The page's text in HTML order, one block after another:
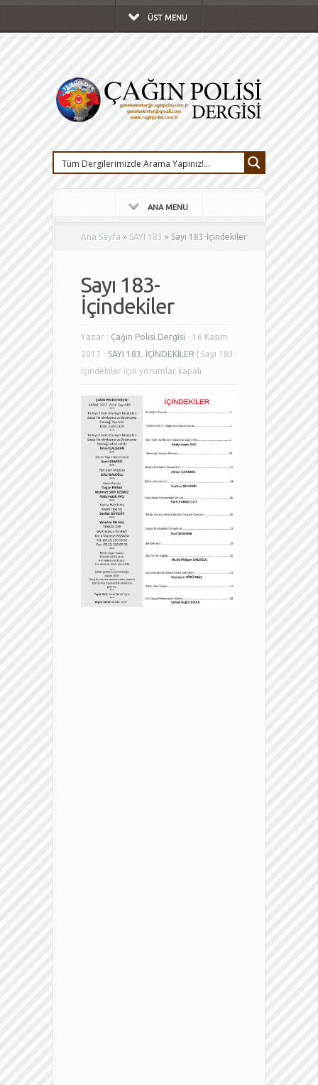
ÜST MENU
ANA MENU
Ana Sayfa » SAYI 183 » Sayı 183-İçindekiler
Sayı 183-
İçindekiler
Yazar : Çağın Polisi Dergisi - 16 Kasım
2017 - SAYI 183 , İÇİNDEKİLER
Sayı 183-
İçindekiler için yorumlar kapalı